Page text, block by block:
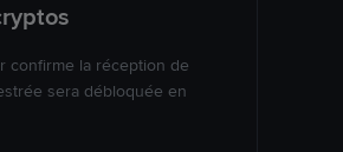
confirme la réception de
sera débloquée en